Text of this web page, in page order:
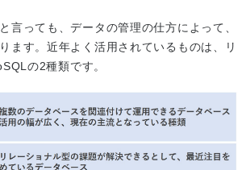
言っても、データの管理の仕方によって、
ます。近年よく活用されているものは、リ
の2種類です。